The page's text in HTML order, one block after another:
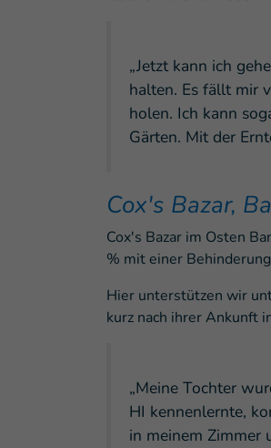
„Jetzt kann ich
halten. Es fällt mir
holen. Ich kann
Gärten. Mit der
Cox's Bazar,
Cox's Bazar im Osten
% mit einer
Hier unterstützen wir
kurz nach ihrer Ankunft
„Meine Tochter
HI kennenlernte,
in meinem Zimmer